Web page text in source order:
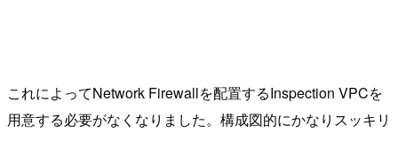
これによってNetwork Firewallを配置するInspection VPCを
用意する必要がなくなりました。構成図的にかなりスッキリ